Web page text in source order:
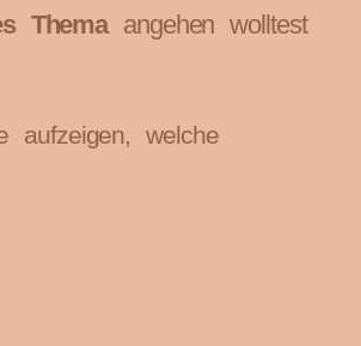
Themaangehen wolltest
aufzeigen, welche